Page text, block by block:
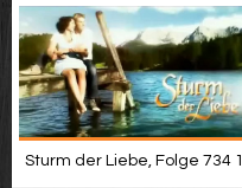
Sturm der Liebe, Folge 734